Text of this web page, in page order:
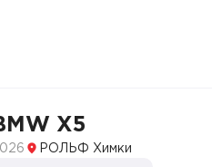
X5
РОЛЬФ Химки